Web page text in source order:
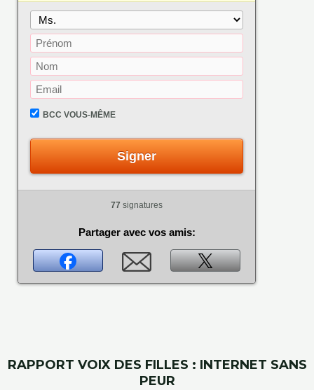
BCC VOUS-MÊME
Signer
77 signatures
Partager avec vos amis:
RAPPORT VOIX DES FILLES : INTERNET SANS
PEUR